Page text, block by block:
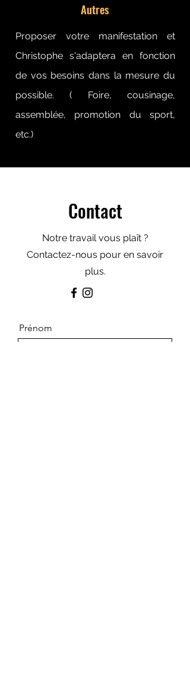
Autres
Proposer votre manifestation et
Christophe s'adaptera en fonction
de vos besoins dans la mesure du
possible. ( Foire, cousinage,
assemblée, promotion du sport,
etc.)
Contact
Notre travail vous plaît ?
Contactez-nous pour en savoir
plus.
Prénom